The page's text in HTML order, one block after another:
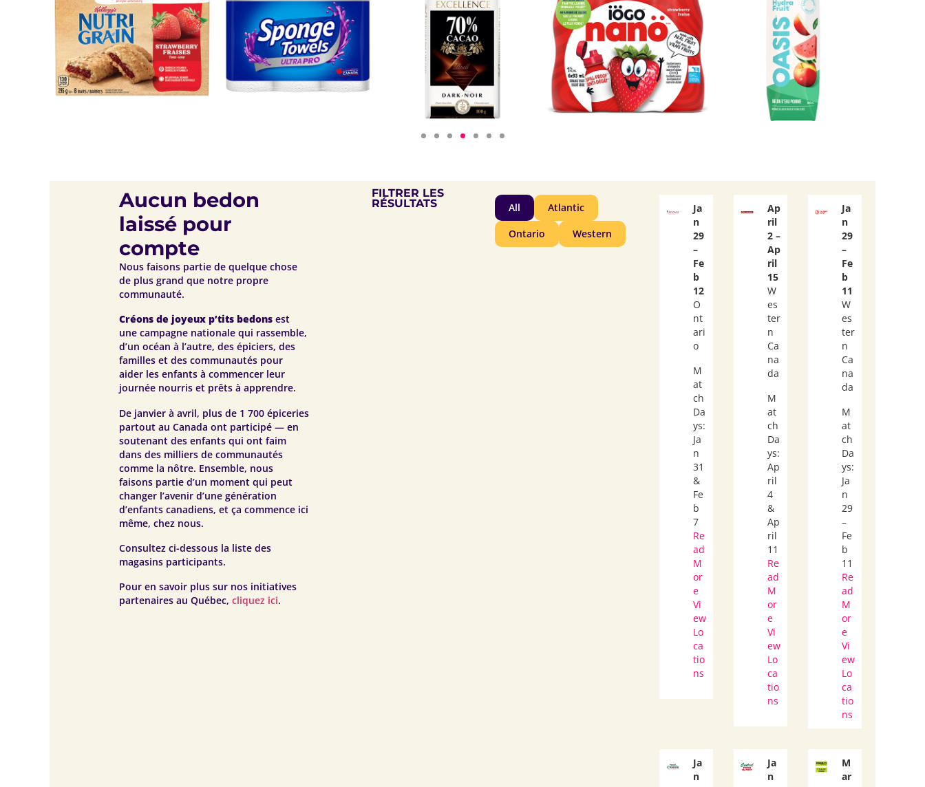
Aucun bedon
laissé pour
compte
Nous faisons partie de quelque chose
de plus grand que notre propre
communauté.
Créons de joyeux p’tits bedons est
une campagne nationale qui rassemble,
d’un océan à l’autre, des épiciers, des
familles et des communautés pour
aider les enfants à commencer leur
journée nourris et prêts à apprendre.
De janvier à avril, plus de 1 700 épiceries
partout au Canada ont participé — en
soutenant des enfants qui ont faim
dans des milliers de communautés
comme la nôtre. Ensemble, nous
faisons partie d’un moment qui peut
changer l’avenir d’une génération
d’enfants canadiens, et ça commence ici
même, chez nous.
Consultez ci-dessous la liste des
magasins participants.
Pour en savoir plus sur nos initiatives
partenaires au Québec,cliquez ici.
FILTRER LES
RÉSULTATS Atlantic
Ontario Western
All
Ja
n
29
–
Fe
b
12
O
nt
ari
o
M
at
ch
Da
ys:
Ja
n
31
&
Fe
b
7
Re
ad
M
or
e
Vi
ew
Lo
ca
tio
ns
Ap
ril
2 –
Ap
ril
15
W
es
ter
n
Ca
na
da
M
at
ch
Da
ys:
Ap
ril
4
&
Ap
ril
11
Re
ad
M
or
e
Vi
ew
Lo
ca
tio
ns
Ja
n
29
–
Fe
b
11
W
es
ter
n
Ca
na
da
M
at
ch
Da
ys:
Ja
n
29
–
Fe
b
11
Re
ad
M
or
e
Vi
ew
Lo
ca
tio
ns
Ja
n
Ja
n
M
ar